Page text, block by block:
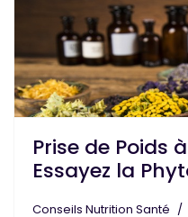
Prise de Poids
Essayez la
Conseils Nutrition Santé